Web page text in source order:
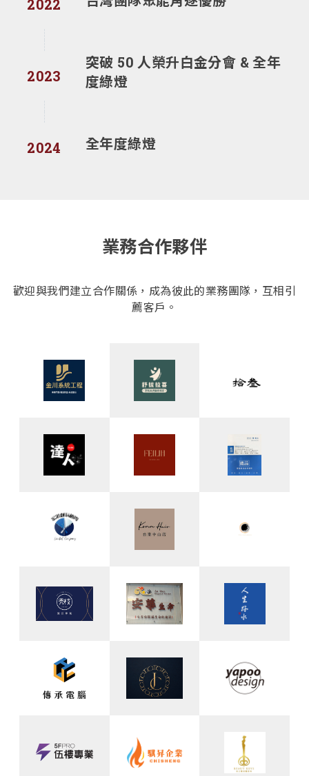
2022
2023
突破 50 人榮升白金分會 & 全年
度綠燈
2024 全年度綠燈
業務合作夥伴
歡迎與我們建立合作關係，成為彼此的業務團隊，互相引
薦客戶。